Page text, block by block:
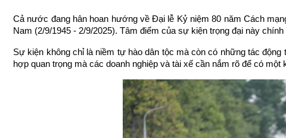
Cả nước đang hân hoan hướng về Đại lễ Kỷ niệm 80 năm Cách
Nam (2/9/1945 - 2/9/2025). Tâm điểm của sự kiện trọng đại này
Sự kiện không chỉ là niềm tự hào dân tộc mà còn có những tác
hợp quan trọng mà các doanh nghiệp và tài xế cần nắm rõ để có một